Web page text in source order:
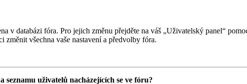
v databázi fóra. Pro jejich změnu přejděte na váš „Uživatelský panel“
změnit všechna vaše nastavení a předvolby fóra.
uživatelů nacházejících se ve fóru?